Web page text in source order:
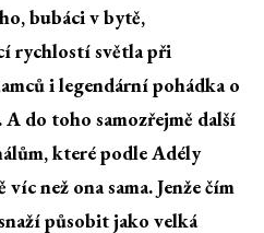
bubáci v bytě,
rychlostí světla při
i legendární pohádka o
do toho samozřejmě další
které podle Adély
než ona sama. Jenže čím
působit jako velká